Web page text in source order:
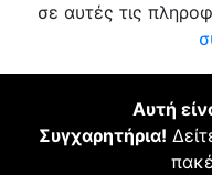
σε αυτές τις
Αυτή
Συγχαρητήρια!